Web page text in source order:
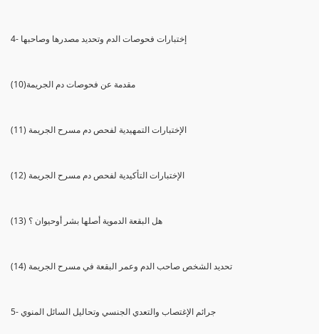
4- إختبارات فحوصات الدم وتحديد مصدرها وصاحبها
(10)مقدمة عن فحوصات دم الجريمة
(11) الإختبارات التمهيدية لفحص دم مسرح الجريمة
(12) الإختبارات التأكيدية لفحص دم مسرح الجريمة
(13) هل البقعة الدموية أصلها بشر أوحيوان ؟
(14) تحديد الشخص صاحب الدم وعمر البقعة في مسرح الجريمة
5- جرائم الإغتصاب والتعدي الجنسي وتحاليل السائل المنوي